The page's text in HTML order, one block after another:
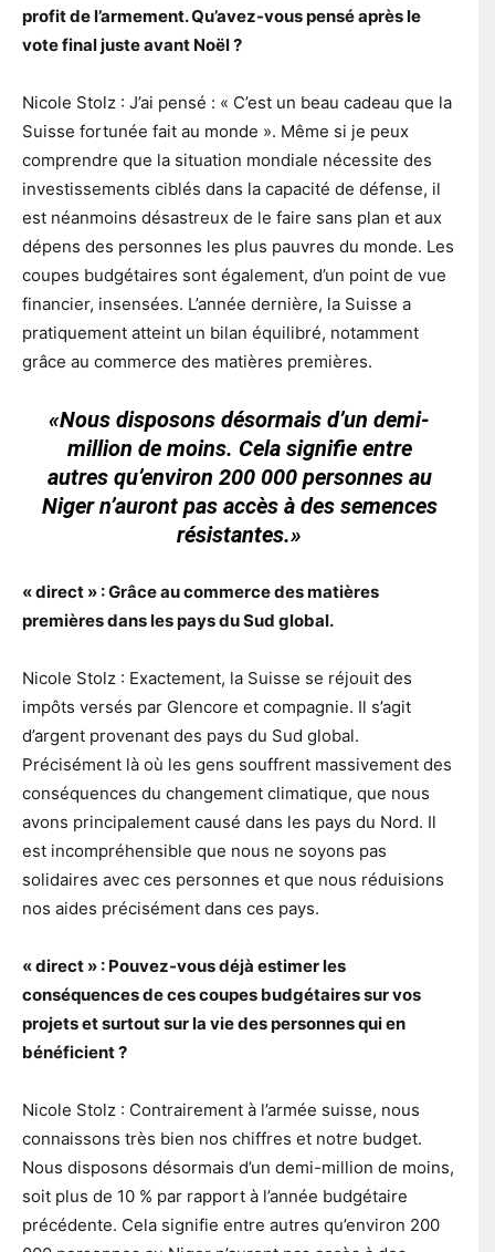
profit de l’armement. Qu’avez-vous pensé après le
vote final juste avant Noël ?
Nicole Stolz : J’ai pensé : « C’est un beau cadeau que la
Suisse fortunée fait au monde ». Même si je peux
comprendre que la situation mondiale nécessite des
investissements ciblés dans la capacité de défense, il
est néanmoins désastreux de le faire sans plan et aux
dépens des personnes les plus pauvres du monde. Les
coupes budgétaires sont également, d’un point de vue
financier, insensées. L’année dernière, la Suisse a
pratiquement atteint un bilan équilibré, notamment
grâce au commerce des matières premières.
«Nous disposons désormais d’un demi-
million de moins. Cela signifie entre
autres qu’environ 200 000 personnes au
Niger n’auront pas accès à des semences
résistantes.»
« direct » : Grâce au commerce des matières
premières dans les pays du Sud global.
Nicole Stolz : Exactement, la Suisse se réjouit des
impôts versés par Glencore et compagnie. Il s’agit
d’argent provenant des pays du Sud global.
Précisément là où les gens souffrent massivement des
conséquences du changement climatique, que nous
avons principalement causé dans les pays du Nord. Il
est incompréhensible que nous ne soyons pas
solidaires avec ces personnes et que nous réduisions
nos aides précisément dans ces pays.
« direct » : Pouvez-vous déjà estimer les
conséquences de ces coupes budgétaires sur vos
projets et surtout sur la vie des personnes qui en
bénéficient ?
Nicole Stolz : Contrairement à l’armée suisse, nous
connaissons très bien nos chiffres et notre budget.
Nous disposons désormais d’un demi-million de moins,
soit plus de 10 % par rapport à l’année budgétaire
précédente. Cela signifie entre autres qu’environ 200